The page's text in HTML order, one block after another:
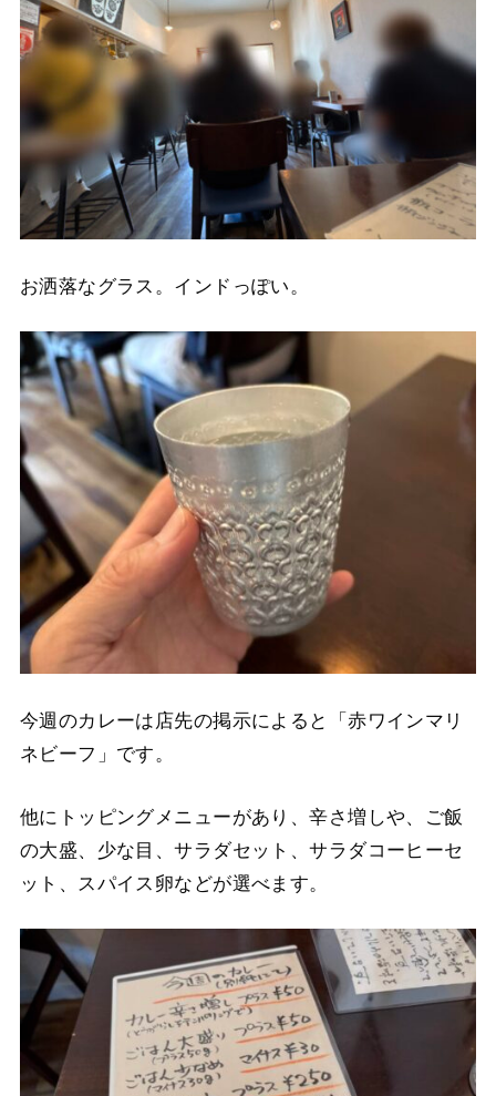
お洒落なグラス。インドっぽい。
今週のカレーは店先の掲示によると「赤ワインマリ
ネビーフ」です。
他にトッピングメニューがあり、辛さ増しや、ご飯
の大盛、少な目、サラダセット、サラダコーヒーセ
ット、スパイス卵などが選べます。